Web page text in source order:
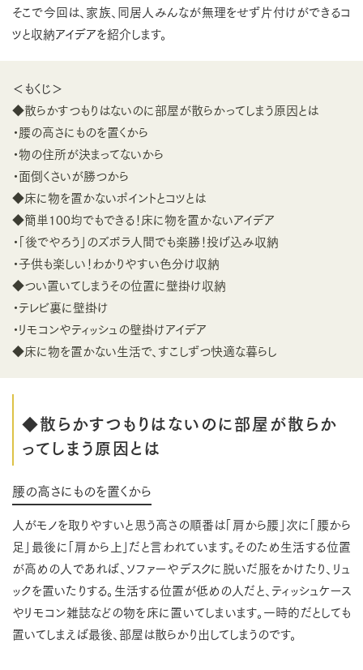
そこで今回は、家族、同居人みんなが無理をせず片付けができるコ
ツと収納アイデアを紹介します。
＜もくじ＞
◆散らかすつもりはないのに部屋が散らかってしまう原因とは
・腰の高さにものを置くから
・物の住所が決まってないから
・面倒くさいが勝つから
◆床に物を置かないポイントとコツとは
◆簡単100均でもできる！床に物を置かないアイデア
・「後でやろう」のズボラ人間でも楽勝！投げ込み収納
・子供も楽しい！わかりやすい色分け収納
◆つい置いてしまうその位置に壁掛け収納
・テレビ裏に壁掛け
・リモコンやティッシュの壁掛けアイデア
◆床に物を置かない生活で、すこしずつ快適な暮らし
◆散らかすつもりはないのに部屋が散らか
ってしまう原因とは
腰の高さにものを置くから
人がモノを取りやすいと思う高さの順番は「肩から腰」次に「腰から
足」最後に「肩から上」だと言われています。そのため生活する位置
が高めの人であれば、ソファーやデスクに脱いだ服をかけたり、リュ
ックを置いたりする。生活する位置が低めの人だと、ティッシュケース
やリモコン雑誌などの物を床に置いてしまいます。一時的だとしても
置いてしまえば最後、部屋は散らかり出してしまうのです。